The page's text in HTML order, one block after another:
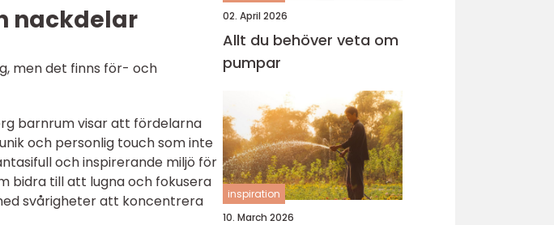
nackdelar
men det finns för- och
barnrum visar att fördelarna
och personlig touch som inte
och inspirerande miljö för
bidra till att lugna och fokusera
svårigheter att koncentrera
02. April 2026
Allt du behöver veta om
pumpar
inspiration
10. March 2026